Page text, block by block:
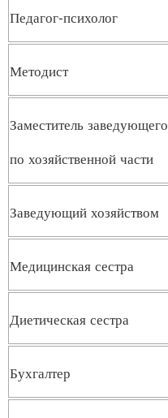
Педагог-психолог
Методист
Заместитель заведующего
по хозяйственной части
Заведующий хозяйством
Медицинская сестра
Диетическая сестра
Бухгалтер